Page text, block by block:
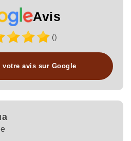
Avis
()
votre avis sur Google